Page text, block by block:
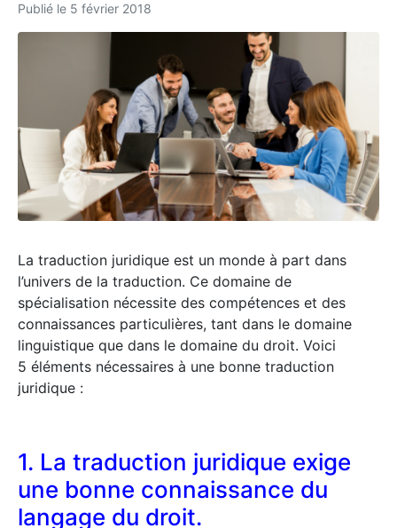
Publié le 5 février 2018
La traduction juridique est un monde à part dans
l’univers de la traduction. Ce domaine de
spécialisation nécessite des compétences et des
connaissances particulières, tant dans le domaine
linguistique que dans le domaine du droit. Voici
5 éléments nécessaires à une bonne traduction
juridique :
1. La traduction juridique exige
une bonne connaissance du
langage du droit.